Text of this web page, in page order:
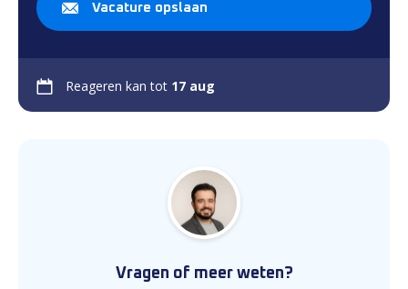
Vacature opslaan
Reageren kan tot 17 aug
Vragen of meer weten?